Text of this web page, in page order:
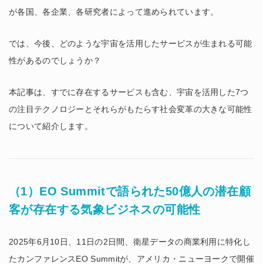
が各国、各企業、各研究者によって進められています。
では、今後、どのような宇宙を活用したサービスが生まれる可能
性があるのでしょうか？
本記事は、すでに存在するサービスも含む、宇宙を活用した7つ
の注目テクノロジーとそれらがもたらす社会変革の大きな可能性
について紹介します。
（1）EO Summitで語られた50億人の潜在顧
客が存在する気象ビジネスの可能性
2025年6月10日、11日の2日間、衛星データの商業利用に特化し
たカンファレンスEO Summitが、アメリカ・ニューヨークで開催